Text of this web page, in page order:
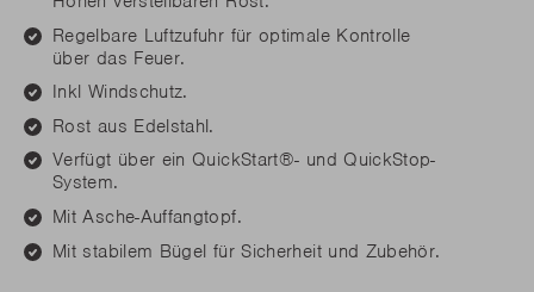
Regelbare Luftzufuhr für optimale Kontrolle
über das Feuer.
Inkl Windschutz.
Rost aus Edelstahl.
Verfügt über ein QuickStart®- und QuickStop-
System.
Mit Asche-Auffangtopf.
Mit stabilem Bügel für Sicherheit und Zubehör.